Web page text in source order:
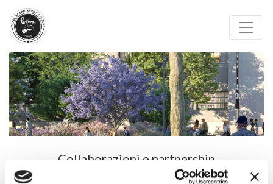
Collaborazioni e partnership